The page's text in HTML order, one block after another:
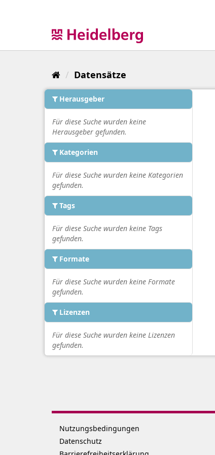
Datensätze
Herausgeber
Für diese Suche wurden keine
Herausgeber gefunden.
Kategorien
Für diese Suche wurden keine Kategorien
gefunden.
Tags
Für diese Suche wurden keine Tags
gefunden.
Formate
Für diese Suche wurden keine Formate
gefunden.
Lizenzen
Für diese Suche wurden keine Lizenzen
gefunden.
Nutzungsbedingungen
Datenschutz